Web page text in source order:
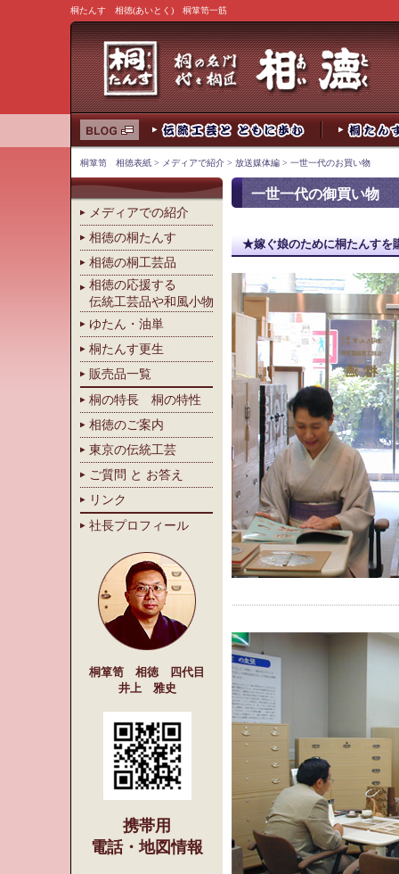
桐たんす 相徳(あいとく) 桐箪笥一筋
桐箪笥 相徳表紙 > メディアで紹介 > 放送媒体編 > 一世一代のお買い物
メディアでの紹介
相徳の桐たんす
相徳の桐工芸品
相徳の応援する
伝統工芸品や和風小物
ゆたん・油単
桐たんす更生
販売品一覧
桐の特長 桐の特性
相徳のご案内
東京の伝統工芸
ご質問 と お答え
リンク
社長プロフィール
桐箪笥 相徳 四代目
井上 雅史
携帯用
電話・地図情報
一世一代の御買い物
★嫁ぐ娘のために桐たんすを